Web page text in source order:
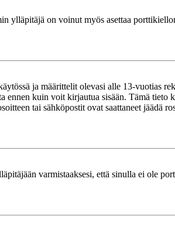
ylläpitäjä on voinut myös asettaa
ja määrittelit olevasi alle 13-vuotias
ennen kuin voit kirjautua sisään. Tämä tieto
tai sähköpostit ovat saattaneet jäädä
varmistaaksesi, että sinulla ei ole